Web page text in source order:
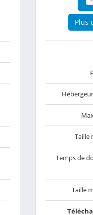
Plus
Taille
Temps de
Taille